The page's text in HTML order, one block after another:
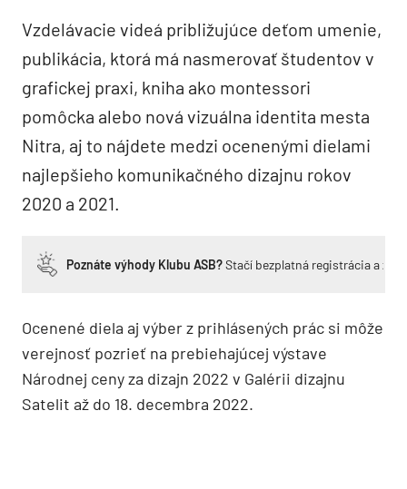
Vzdelávacie videá približujúce deťom umenie,
publikácia, ktorá má nasmerovať študentov v
grafickej praxi, kniha ako montessori
pomôcka alebo nová vizuálna identita mesta
Nitra, aj to nájdete medzi ocenenými dielami
najlepšieho komunikačného dizajnu rokov
2020 a 2021.
Poznáte výhody Klubu ASB?Stačí bezplatná registrácia a
Ocenené diela aj výber z prihlásených prác si môže
verejnosť pozrieť na prebiehajúcej výstave
Národnej ceny za dizajn 2022 v Galérii dizajnu
Satelit až do 18. decembra 2022.